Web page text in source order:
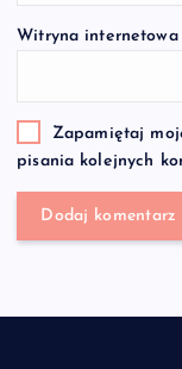
Witryna internetowa
Zapamiętaj
pisania kolejnych